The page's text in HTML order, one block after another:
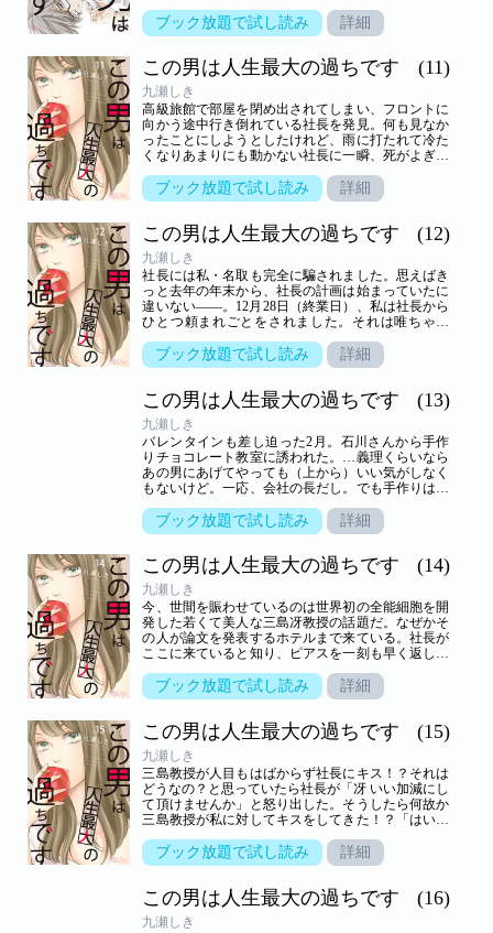
恋人なんです」と社長の前でガサツにぶっ込んでき
た！！いくらなんでも雑すぎてすぐバレそうなんで
ワレ」2018年Vol．6に収録されています。
ブック放題で試し読み 詳細
この男は人生最大の過ちです (11)
九瀬しき
高級旅館で部屋を閉め出されてしまい、フロントに
向かう途中行き倒れている社長を発見。何も見なか
ったことにしようとしたけれど、雨に打たれて冷た
くなりあまりにも動かない社長に一瞬、死がよぎり
って寝てしまったので、仕方なく社長の部屋まで送
ることに。けど社長が部屋に着くなり私の腕をとり
「恋するソワレ」2018年Vol．7に収録されていま
す。
ブック放題で試し読み 詳細
この男は人生最大の過ちです (12)
九瀬しき
社長には私・名取も完全に騙されました。思えばき
っと去年の年末から、社長の計画は始まっていたに
違いない――。12月28日（終業日）、私は社長から
ひとつ頼まれごとをされました。それは唯ちゃん
いとのこと。ただし切る方を選んでも唯ちゃんの気
持ちを尊重して切る方に徹底してください、とまで
ないかと思いますが…。【恋するソワレ】 この作品
は「恋するソワレ」2018年Vol．8に収録されていま
す。
ブック放題で試し読み 詳細
この男は人生最大の過ちです (13)
九瀬しき
バレンタインも差し迫った2月。石川さんから手作
りチョコレート教室に誘われた。…義理くらいなら
あの男にあげてやっても（上から）いい気がしなく
もないけど。一応、会社の長だし。でも手作りはさ
と言われた。でも最終的には社長って…気持ち悪い
し…無理でしょ。そう思っていたら案の定、チョコ
レ】 この作品は「恋するソワレ」2018年Vol．9に収
録されています。
ブック放題で試し読み 詳細
この男は人生最大の過ちです (14)
九瀬しき
今、世間を賑わせているのは世界初の全能細胞を開
発した若くて美人な三島冴教授の話題だ。なぜかそ
の人が論文を発表するホテルまで来ている。社長が
ここに来ていると知り、ピアスを一刻も早く返して
いな一般人が来るところじゃなかったかも…と思っ
ていたら、社長の知り合いの輩に遭遇して！？【恋
Vol．10に収録されています。
ブック放題で試し読み 詳細
この男は人生最大の過ちです (15)
九瀬しき
三島教授が人目もはばからず社長にキス！？それは
どうなの？と思っていたら社長が「冴 いい加減にし
て頂けませんか」と怒り出した。そうしたら何故か
三島教授が私に対してキスをしてきた！？「はいっ
動…。疲れ果てていると社長から「ご安心ください
僕は佐藤さんだけのものですからね！」さらに疲労
「恋するソワレ」2018年Vol．12に収録されていま
す。
ブック放題で試し読み 詳細
この男は人生最大の過ちです (16)
九瀬しき